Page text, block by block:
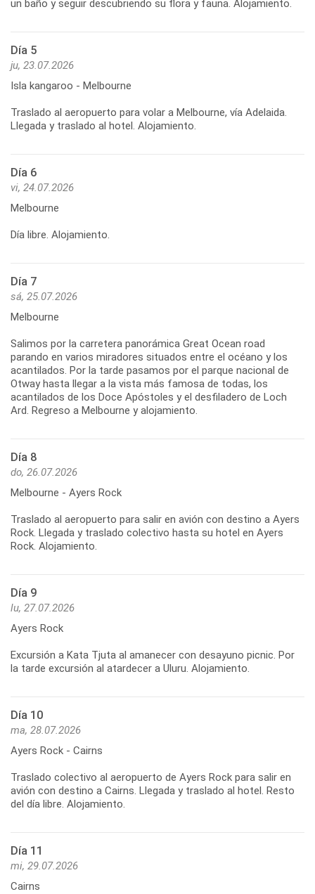
Día 5
ju, 23.07.2026
Isla kangaroo - Melbourne
Traslado al aeropuerto para volar a Melbourne, vía Adelaida.
Día 6
vi, 24.07.2026
Melbourne
Día libre. Alojamiento.
Día 7
sá, 25.07.2026
Melbourne
Salimos por la carretera panorámica Great Ocean road
parando en varios miradores situados entre el océano y los
acantilados. Por la tarde pasamos por el parque nacional de
Otway hasta llegar a la vista más famosa de todas, los
acantilados de los Doce Apóstoles y el desfiladero de Loch
Día 8
do, 26.07.2026
Melbourne - Ayers Rock
Traslado al aeropuerto para salir en avión con destino a Ayers
Rock. Llegada y traslado colectivo hasta su hotel en Ayers
Día 9
lu, 27.07.2026
Ayers Rock
Excursión a Kata Tjuta al amanecer con desayuno picnic. Por
Día 10
ma, 28.07.2026
Ayers Rock - Cairns
Traslado colectivo al aeropuerto de Ayers Rock para salir en
avión con destino a Cairns. Llegada y traslado al hotel. Resto
Día 11
mi, 29.07.2026
Cairns